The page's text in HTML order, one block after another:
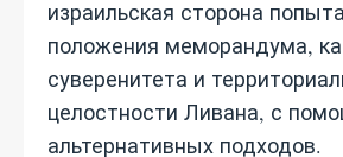
израильская сторона
положения меморандума,
суверенитета и
целостности Ливана, с
альтернативных подходов.